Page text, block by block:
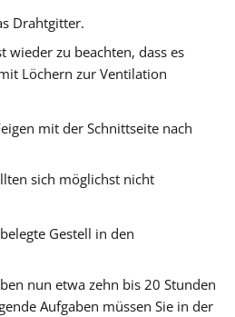
Drahtgitter.
wieder zu beachten, dass es
Löchern zur Ventilation
mit der Schnittseite nach
sich möglichst nicht
Gestell in den
nun etwa zehn bis 20 Stunden
Aufgaben müssen Sie in der